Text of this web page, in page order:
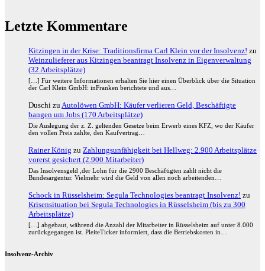
Letzte Kommentare
Kitzingen in der Krise: Traditionsfirma Carl Klein vor der Insolvenz! zu
Weinzulieferer aus Kitzingen beantragt Insolvenz in Eigenverwaltung
(32 Arbeitsplätze)
[…] Für weitere Informationen erhalten Sie hier einen Überblick über die Situation
der Carl Klein GmbH: inFranken berichtete und aus…
Duschi zu Autolöwen GmbH: Käufer verlieren Geld, Beschäftigte
bangen um Jobs (170 Arbeitsplätze)
Die Auslegung der z. Z. geltenden Gesetze beim Erwerb eines KFZ, wo der Käufer
den vollen Preis zahlte, den Kaufvertrag…
Rainer König zu Zahlungsunfähigkeit bei Hellweg: 2.900 Arbeitsplätze
vorerst gesichert (2.900 Mitarbeiter)
Das Insolvensgeld ,der Lohn für die 2900 Beschäftigten zahlt nicht die
Bundesargentur. Vielmehr wird die Geld von allen noch arbeitenden…
Schock in Rüsselsheim: Segula Technologies beantragt Insolvenz! zu
Krisensituation bei Segula Technologies in Rüsselsheim (bis zu 300
Arbeitsplätze)
[…] abgebaut, während die Anzahl der Mitarbeiter in Rüsselsheim auf unter 8.000
zurückgegangen ist. PleiteTicker informiert, dass die Betriebskosten in…
Insolvenz-Archiv